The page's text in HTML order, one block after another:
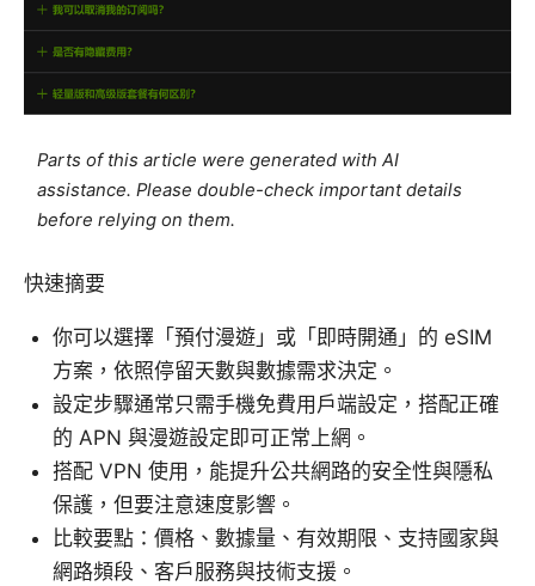
Parts of this article were generated with AI
assistance. Please double-check important details
before relying on them.
快速摘要
你可以選擇「預付漫遊」或「即時開通」的 eSIM
方案，依照停留天數與數據需求決定。
設定步驟通常只需手機免費用戶端設定，搭配正確
的 APN 與漫遊設定即可正常上網。
搭配 VPN 使用，能提升公共網路的安全性與隱私
保護，但要注意速度影響。
比較要點：價格、數據量、有效期限、支持國家與
網路頻段、客戶服務與技術支援。